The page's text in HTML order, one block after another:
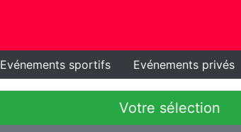
Evénements sportifs Evénements privés
Votre sélection